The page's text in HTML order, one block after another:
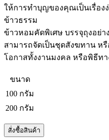
ให้การทำบุญของคุณเป็นเรื่อง
ข้าวธรรม
ข้าวหอมคัดพิเศษ บรรจุถุงอย่
สามารถจัดเป็นชุดสังฆทาน ห
โอกาสทั้งงานมงคล หรือพิธีทา
ขนาด
100 กรัม
200 กรัม
สั่งซื้อสินค้า